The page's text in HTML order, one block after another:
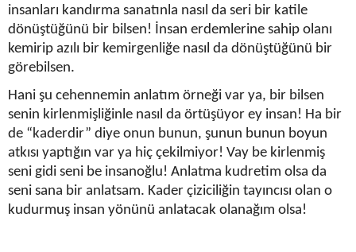
insanları kandırma sanatınla nasıl da seri bir katile
dönüştüğünü bir bilsen! İnsan erdemlerine sahip olanı
kemirip azılı bir kemirgenliğe nasıl da dönüştüğünü bir
görebilsen.
Hani şu cehennemin anlatım örneği var ya, bir bilsen
senin kirlenmişliğinle nasıl da örtüşüyor ey insan! Ha bir
de “kaderdir” diye onun bunun, şunun bunun boyun
atkısı yaptığın var ya hiç çekilmiyor! Vay be kirlenmiş
seni gidi seni be insanoğlu! Anlatma kudretim olsa da
seni sana bir anlatsam. Kader çiziciliğin tayıncısı olan o
kudurmuş insan yönünü anlatacak olanağım olsa!